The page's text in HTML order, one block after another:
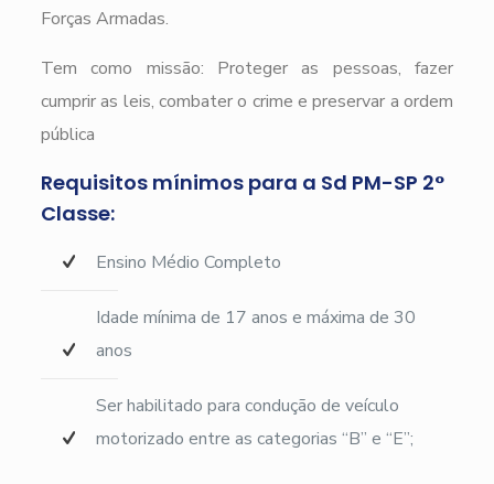
Forças Armadas.
Tem como missão: Proteger as pessoas, fazer
cumprir as leis, combater o crime e preservar a ordem
pública
Requisitos mínimos para a Sd PM-SP 2°
Classe:
Ensino Médio Completo
Idade mínima de 17 anos e máxima de 30
anos
Ser habilitado para condução de veículo
motorizado entre as categorias “B” e “E”;